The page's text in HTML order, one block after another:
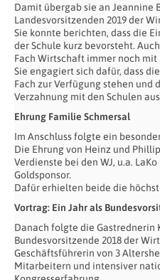
Damit übergab sie an Jeannine
Landesvorsitzenden 2019 der
Sie konnte berichten, dass die
der Schule kurz bevorsteht.
Fach Wirtschaft immer noch
Sie engagiert sich dafür, dass
Fach zur Verfügung stehen und
Verzahnung mit den Schulen
Ehrung Familie Schmersal
Im Anschluss folgte ein
Die Ehrung von Heinz und
Verdienste bei den WJ, u.a.
Goldsponsor.
Dafür erhielten beide die
Vortrag: Ein Jahr als
Danach folgte die Gastrednerin
Bundesvorsitzende 2018 der
Geschäftsführerin von 3
Mitarbeitern und intensiver